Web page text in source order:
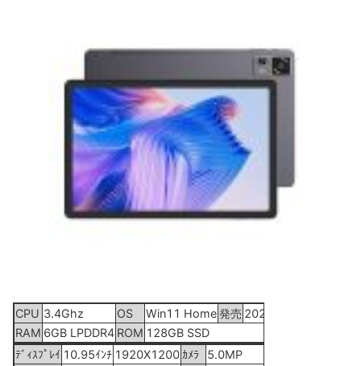
CPU 3.4Ghz OS Win11 Home発売 2024年6月
RAM 6GB LPDDR4 ROM 128GB SSD
ﾃﾞｨｽﾌﾟﾚｲ 10.95ｲﾝﾁ 1920X1200 ｶﾒﾗ
5.0MP